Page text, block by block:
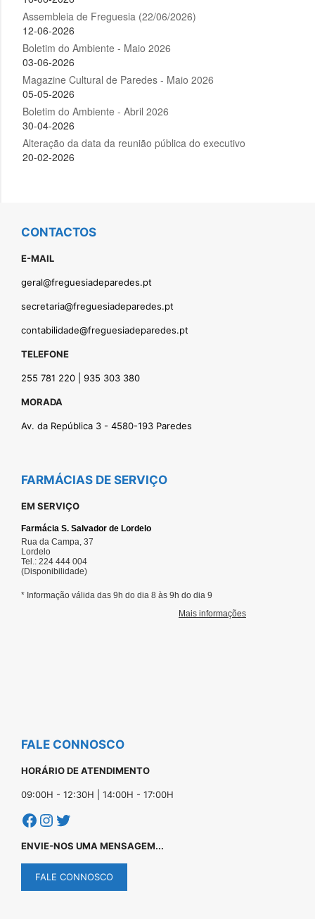
CONTACTOS
E-MAIL
geral@freguesiadeparedes.pt
secretaria@freguesiadeparedes.pt
contabilidade@freguesiadeparedes.pt
TELEFONE
255 781 220 | 935 303 380
MORADA
Av. da República 3 - 4580-193 Paredes
FARMÁCIAS DE SERVIÇO
EM SERVIÇO
FALE CONNOSCO
HORÁRIO DE ATENDIMENTO
09:00H - 12:30H | 14:00H - 17:00H
Facebook
Instagram
Twitter
ENVIE-NOS UMA MENSAGEM...
FALE CONNOSCO